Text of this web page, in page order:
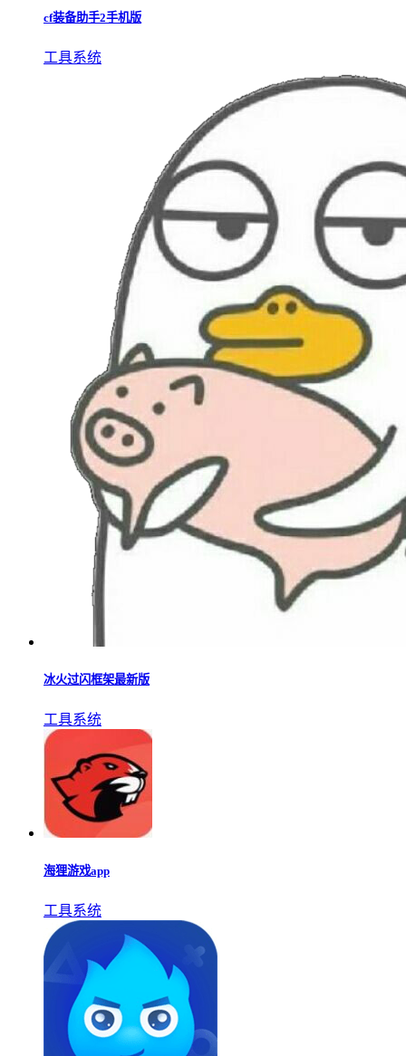
cf装备助手2手机版
工具系统
冰火过闪框架最新版
工具系统
海狸游戏app
工具系统